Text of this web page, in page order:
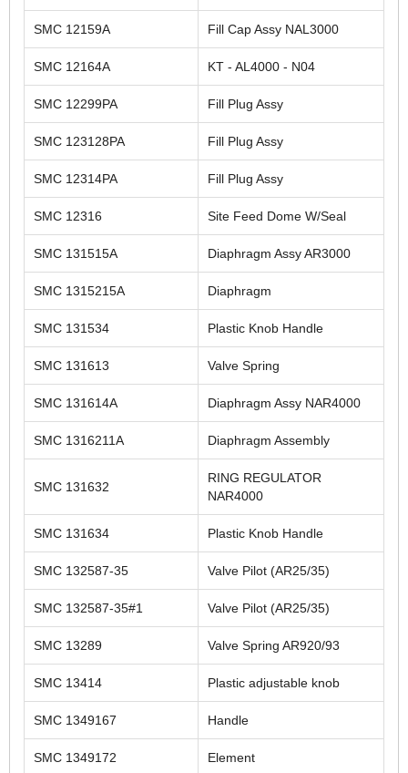
SMC 12159A Fill Cap Assy NAL3000
SMC 12164A KT - AL4000 - N04
SMC 12299PA Fill Plug Assy
SMC 123128PA Fill Plug Assy
SMC 12314PA Fill Plug Assy
SMC 12316 Site Feed Dome W/Seal
SMC 131515A Diaphragm Assy AR3000
SMC 1315215A Diaphragm
SMC 131534 Plastic Knob Handle
SMC 131613 Valve Spring
SMC 131614A Diaphragm Assy NAR4000
SMC 1316211A Diaphragm Assembly
SMC 131632
RING REGULATOR
NAR4000
SMC 131634 Plastic Knob Handle
SMC 132587-35 Valve Pilot (AR25/35)
SMC 132587-35#1 Valve Pilot (AR25/35)
SMC 13289 Valve Spring AR920/93
SMC 13414 Plastic adjustable knob
SMC 1349167 Handle
SMC 1349172 Element